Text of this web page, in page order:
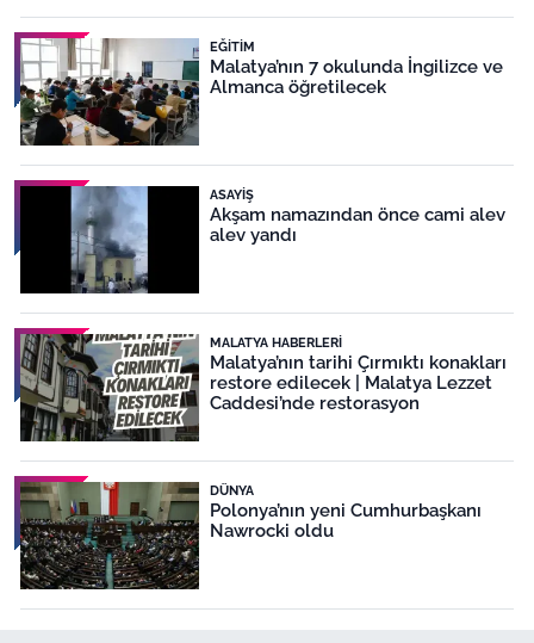
EĞITIM
Malatya’nın 7 okulunda İngilizce ve
Almanca öğretilecek
ASAYIŞ
Akşam namazından önce cami alev
alev yandı
MALATYA HABERLERI
Malatya’nın tarihi Çırmıktı konakları
restore edilecek | Malatya Lezzet
Caddesi’nde restorasyon
DÜNYA
Polonya’nın yeni Cumhurbaşkanı
Nawrocki oldu